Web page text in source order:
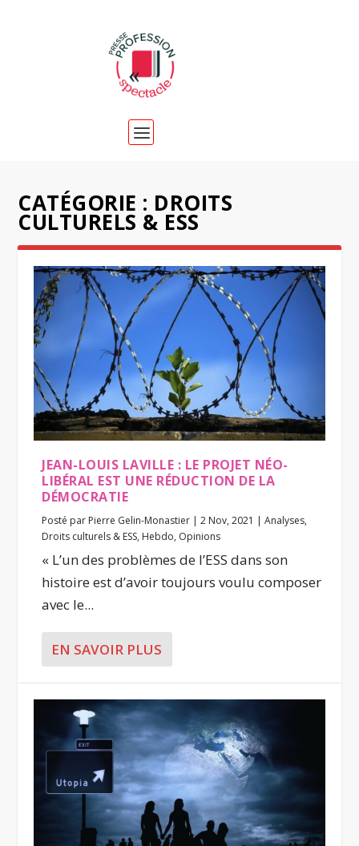
CATÉGORIE : DROITS
CULTURELS & ESS
JEAN-LOUIS LAVILLE : LE PROJET NÉO-
LIBÉRAL EST UNE RÉDUCTION DE LA
DÉMOCRATIE
Posté par Pierre Gelin-Monastier |2 Nov, 2021 |Analyses,
Droits culturels & ESS, Hebdo, Opinions
« L’un des problèmes de l’ESS dans son
histoire est d’avoir toujours voulu composer
avec le...
EN SAVOIR PLUS